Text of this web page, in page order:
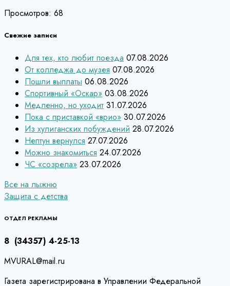
Просмотров: 68
Свежие записи
Для тех, кто любит поезда 07.08.2026
От колледжа до музея 07.08.2026
Пошли выплаты 06.08.2026
Спортивный «Оскар» 03.08.2026
Медленно, но уходит 31.07.2026
Пока с приставкой «врио» 30.07.2026
Из хулиганских побуждений 28.07.2026
Нептун вернулся 27.07.2026
Можно знакомиться 24.07.2026
ЧС «созрела» 23.07.2026
Навигация
по
записям
Все на лыжню
Защита с детства
ОТДЕЛ РЕКЛАМЫ
8 (34357) 4-25-13
MVURAL@mail.ru
Газета зарегистрирована в Управлении Федеральной